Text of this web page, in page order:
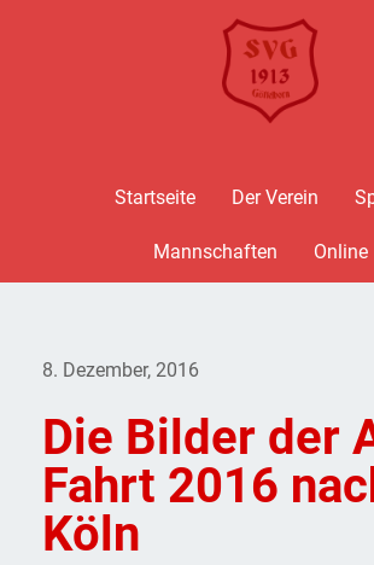
Startseite Der Verein
Mannschaften Online
8. Dezember, 2016
Die Bilder der
Fahrt 2016
Köln